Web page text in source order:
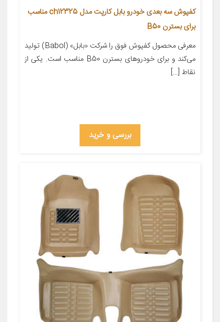
کفپوش سه بعدی خودرو بابل کارپت مدل ch12325 مناسب
برای بسترن B50
معرفی محصول کفپوش فوق را شرکت «بابل» (Babol) تولید
می‌کند و برای خودروهای بسترن B50 مناسب است. یکی از
نقاط […]
بررسی و خرید